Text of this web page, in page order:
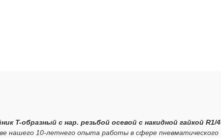
T-образный с нар. резьбой осевой с накидной гайкой R1/
нашего 10-летнего опыта работы в сфере пневматического